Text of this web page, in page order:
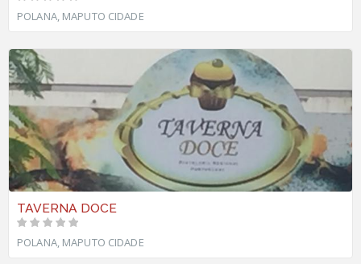
POLANA, MAPUTO CIDADE
TAVERNA DOCE
POLANA, MAPUTO CIDADE